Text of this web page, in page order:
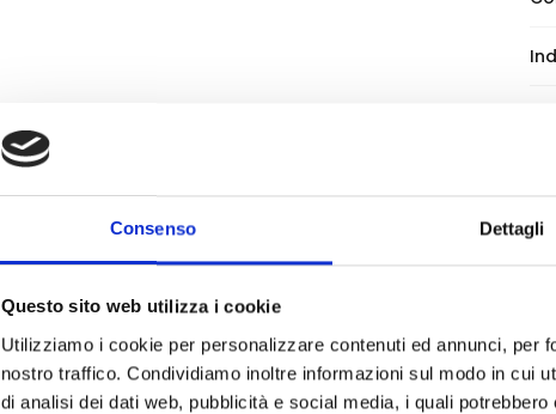
Consenso Dettagli
Questo sito web utilizza i cookie
Utilizziamo i cookie per personalizzare contenuti ed annunci, per
nostro traffico. Condividiamo inoltre informazioni sul modo in cui
di analisi dei dati web, pubblicità e social media, i quali